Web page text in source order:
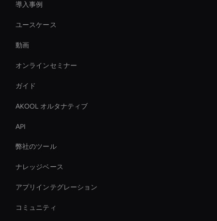
導入事例
ユースケース
動画
オンラインセミナー
ガイド
AKOOL オルタナティブ
API
弊社のツール
ナレッジベース
アプリインテグレーション
コミュニティ